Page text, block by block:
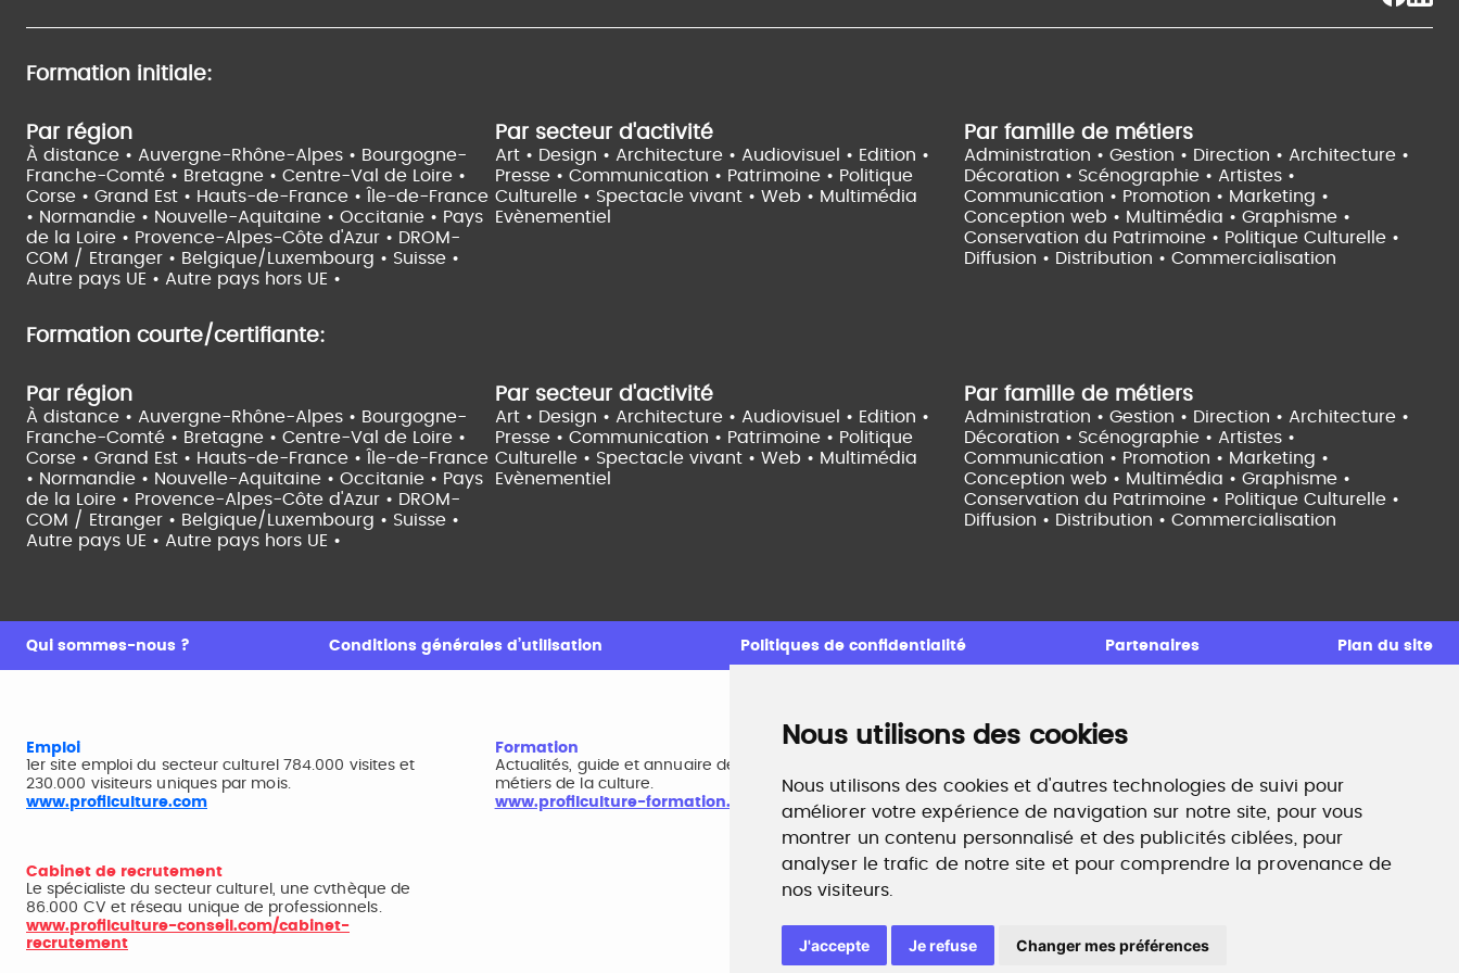
Nous utilisons des cookies
Nous utilisons des cookies et d'autres technologies de suivi pour
améliorer votre expérience de navigation sur notre site, pour vous
montrer un contenu personnalisé et des publicités ciblées, pour
analyser le trafic de notre site et pour comprendre la provenance de
nos visiteurs.
J'accepte Je refuse Changer mes préférences
Formation initiale:
Par région
À distance • Auvergne-Rhône-Alpes • Bourgogne-
Franche-Comté • Bretagne • Centre-Val de Loire •
Corse • Grand Est • Hauts-de-France •
Île-de-France
• Normandie • Nouvelle-Aquitaine • Occitanie • Pays
de la Loire • Provence-Alpes-Côte d'Azur • DROM-
COM / Etranger • Belgique/Luxembourg • Suisse •
Autre pays UE • Autre pays hors UE •
Par secteur d'activité
Art • Design • Architecture • Audiovisuel • Edition •
Presse • Communication • Patrimoine • Politique
Culturelle • Spectacle vivant • Web • Multimédia
Evènementiel
Par famille de métiers
Administration • Gestion • Direction • Architecture •
Décoration • Scénographie • Artistes •
Communication • Promotion • Marketing •
Conception web • Multimédia • Graphisme •
Conservation du Patrimoine • Politique Culturelle •
Diffusion • Distribution • Commercialisation
Formation courte/certifiante:
Par région
À distance • Auvergne-Rhône-Alpes • Bourgogne-
Franche-Comté • Bretagne • Centre-Val de Loire •
Corse • Grand Est • Hauts-de-France •
Île-de-France
• Normandie • Nouvelle-Aquitaine • Occitanie • Pays
de la Loire • Provence-Alpes-Côte d'Azur • DROM-
COM / Etranger • Belgique/Luxembourg • Suisse •
Autre pays UE • Autre pays hors UE •
Par secteur d'activité
Art • Design • Architecture • Audiovisuel • Edition •
Presse • Communication • Patrimoine • Politique
Culturelle • Spectacle vivant • Web • Multimédia
Evènementiel
Par famille de métiers
Administration • Gestion • Direction • Architecture •
Décoration • Scénographie • Artistes •
Communication • Promotion • Marketing •
Conception web • Multimédia • Graphisme •
Conservation du Patrimoine • Politique Culturelle •
Diffusion • Distribution • Commercialisation
Qui sommes-nous ? Conditions générales d’utilisation Politiques de confidentialité Partenaires Plan du site
Emploi
1er site emploi du secteur culturel 784.000 visites et
230.000 visiteurs uniques par mois.
www.profilculture.com
Formation
Actualités, guide et annuaire des formations aux
métiers de la culture.
www.profilculture-formation.com
Accompagnement professionnel
recherche d'emploi, entretien conseil.
www.profilculture-competences.com
Cabinet de recrutement
Le spécialiste du secteur culturel, une cvthèque de
86.000 CV et réseau unique de professionnels.
www.profilculture-conseil.com/cabinet-
recrutement